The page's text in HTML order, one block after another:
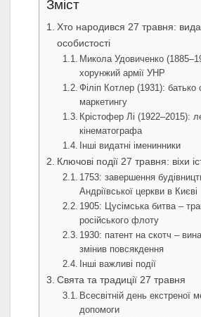
Зміст
Хто народився 27 травня:
особистості
Микола Удовиченко
хорунжий армії УНР
Філіп Котлер (1931): батько
маркетингу
Крістофер Лі (1922–2015):
кінематографа
Інші видатні іменинники
Ключові події 27 травня: віхи
1753: завершення
Андріївської церкви в Києві
1905: Цусімська битва –
російського флоту
1930: патент на скотч –
змінив повсякдення
Інші важливі події
Свята та традиції 27 травня
Всесвітній день екстреної
допомоги